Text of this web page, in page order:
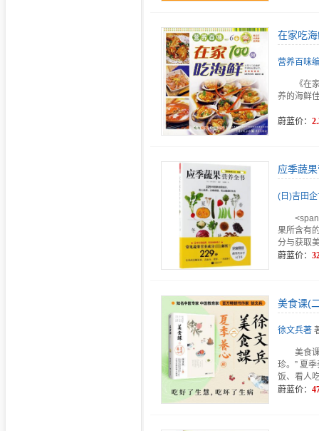
在家吃
营养百味
《在
养的海鲜
蔚蓝价：
应季蔬
(日)吉田
果所含有
分与获取
蔚蓝价：
美食课(
徐文兵著
美食
珍。” 夏
饭、看人
蔚蓝价：